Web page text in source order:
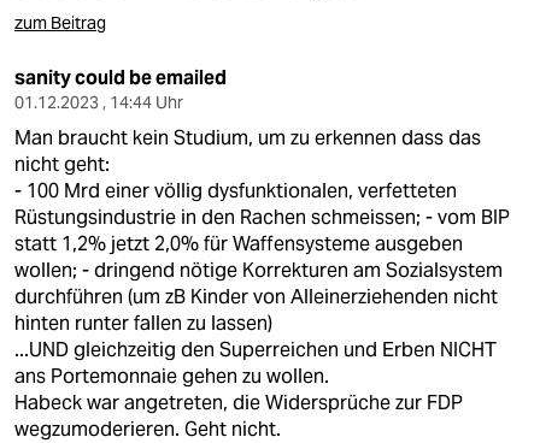
zum Beitrag
sanity could be emailed
01.12.2023 , 14:44 Uhr
Man braucht kein Studium, um zu erkennen dass das
nicht geht:
- 100 Mrd einer völlig dysfunktionalen, verfetteten
Rüstungsindustrie in den Rachen schmeissen; - vom BIP
statt 1,2% jetzt 2,0% für Waffensysteme ausgeben
wollen; - dringend nötige Korrekturen am Sozialsystem
durchführen (um zB Kinder von Alleinerziehenden nicht
hinten runter fallen zu lassen)
...UND gleichzeitig den Superreichen und Erben NICHT
ans Portemonnaie gehen zu wollen.
Habeck war angetreten, die Widersprüche zur FDP
wegzumoderieren. Geht nicht.